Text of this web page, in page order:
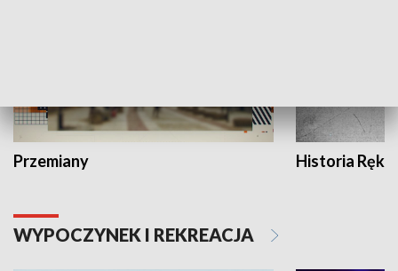
Przemiany Historia Ręką
WYPOCZYNEK I REKREACJA